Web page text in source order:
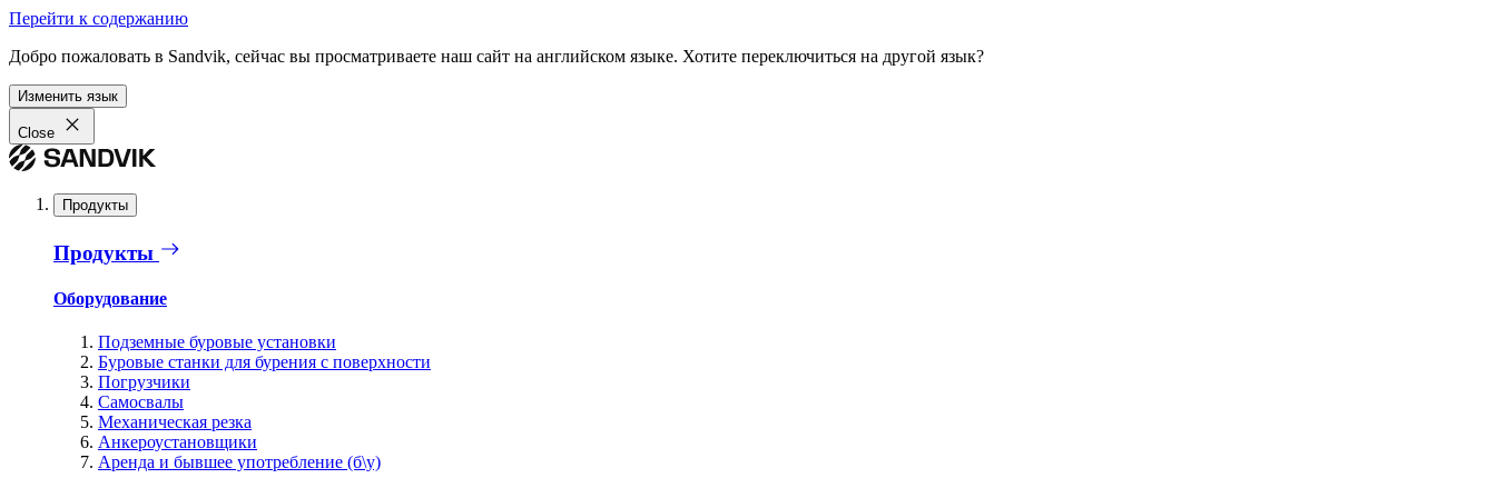
Перейти к содержанию
Добро пожаловать в Sandvik, сейчас вы просматриваете наш сайт на английском языке. Хотите переключиться на другой язык?
Изменить язык
Close
Продукты
Продукты
Оборудование
Подземные буровые установки
Буровые станки для бурения с поверхности
Погрузчики
Самосвалы
Механическая резка
Анкероустановщики
Аренда и бывшее употребление (б\у)